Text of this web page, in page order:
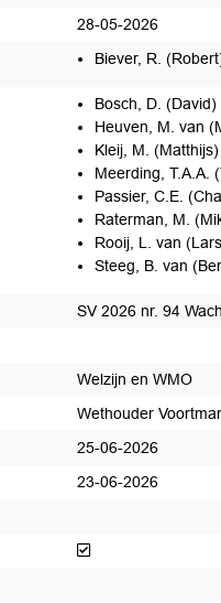
28-05-2026
Biever, R.
Bosch, D.
Heuven, M. van
Kleij, M.
Meerding, T.A.A.
Passier, C.E.
Raterman, M.
Rooij, L. van
Steeg, B. van
SV 2026 nr. 94
Welzijn en WMO
Wethouder
25-06-2026
23-06-2026
Afgedaan